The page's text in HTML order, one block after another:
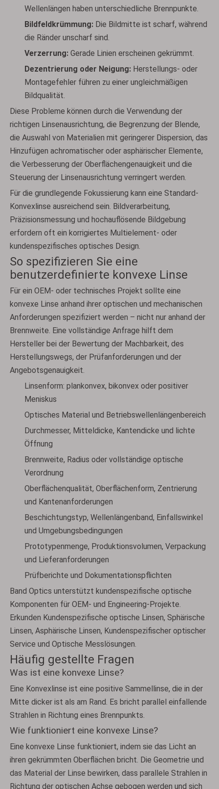
Wellenlängen haben unterschiedliche Brennpunkte.
Bildfeldkrümmung: Die Bildmitte ist scharf, während
die Ränder unscharf sind.
Verzerrung: Gerade Linien erscheinen gekrümmt.
Dezentrierung oder Neigung: Herstellungs- oder
Montagefehler führen zu einer ungleichmäßigen
Bildqualität.
Diese Probleme können durch die Verwendung der
richtigen Linsenausrichtung, die Begrenzung der Blende,
die Auswahl von Materialien mit geringerer Dispersion, das
Hinzufügen achromatischer oder asphärischer Elemente,
die Verbesserung der Oberflächengenauigkeit und die
Steuerung der Linsenausrichtung verringert werden.
Für die grundlegende Fokussierung kann eine Standard-
Konvexlinse ausreichend sein. Bildverarbeitung,
Präzisionsmessung und hochauflösende Bildgebung
erfordern oft ein korrigiertes Multielement- oder
kundenspezifisches optisches Design.
So spezifizieren Sie eine
benutzerdefinierte konvexe Linse
Für ein OEM- oder technisches Projekt sollte eine
konvexe Linse anhand ihrer optischen und mechanischen
Anforderungen spezifiziert werden – nicht nur anhand der
Brennweite. Eine vollständige Anfrage hilft dem
Hersteller bei der Bewertung der Machbarkeit, des
Herstellungswegs, der Prüfanforderungen und der
Angebotsgenauigkeit.
Linsenform: plankonvex, bikonvex oder positiver
Meniskus
Optisches Material und Betriebswellenlängenbereich
Durchmesser, Mitteldicke, Kantendicke und lichte
Öffnung
Brennweite, Radius oder vollständige optische
Verordnung
Oberflächenqualität, Oberflächenform, Zentrierung
und Kantenanforderungen
Beschichtungstyp, Wellenlängenband, Einfallswinkel
und Umgebungsbedingungen
Prototypenmenge, Produktionsvolumen, Verpackung
und Lieferanforderungen
Prüfberichte und Dokumentationspflichten
Band Optics unterstützt kundenspezifische optische
Komponenten für OEM- und Engineering-Projekte.
Erkunden Kundenspezifische optische Linsen, Sphärische
Linsen, Asphärische Linsen, Kundenspezifischer optischer
Service und Optische Messlösungen.
Häufig gestellte Fragen
Was ist eine konvexe Linse?
Eine Konvexlinse ist eine positive Sammellinse, die in der
Mitte dicker ist als am Rand. Es bricht parallel einfallende
Strahlen in Richtung eines Brennpunkts.
Wie funktioniert eine konvexe Linse?
Eine konvexe Linse funktioniert, indem sie das Licht an
ihren gekrümmten Oberflächen bricht. Die Geometrie und
das Material der Linse bewirken, dass parallele Strahlen in
Richtung der optischen Achse gebogen werden und sich